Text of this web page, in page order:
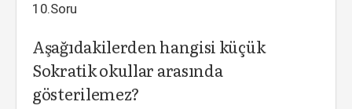
10.Soru
Aşağıdakilerden hangisi küçük
Sokratik okullar arasında
gösterilemez?